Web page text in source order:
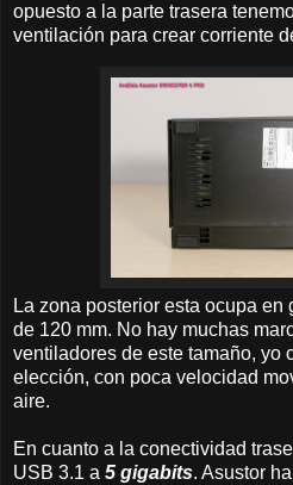
opuesto a la parte trasera
ventilación para crear corriente
La zona posterior esta ocupa
de 120 mm. No hay muchas
ventiladores de este tamaño, yo
elección, con poca velocidad
aire.
En cuanto a la conectividad
USB 3.1 a 5 gigabits. Asustor